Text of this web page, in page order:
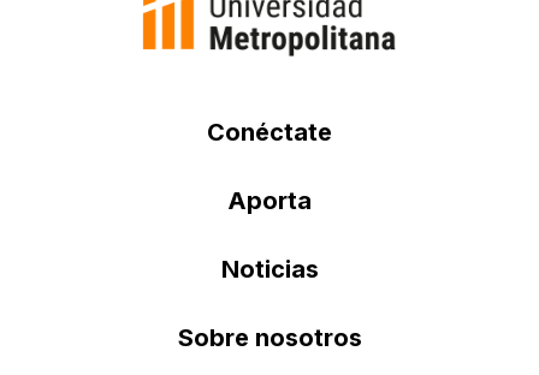
Conéctate
Aporta
Noticias
Sobre nosotros